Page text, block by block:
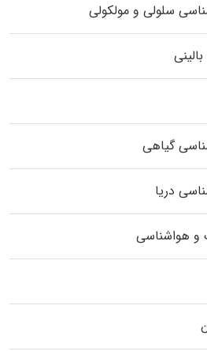
سلولی و مولکولی
گیاهی
دریا
و هواشناسی